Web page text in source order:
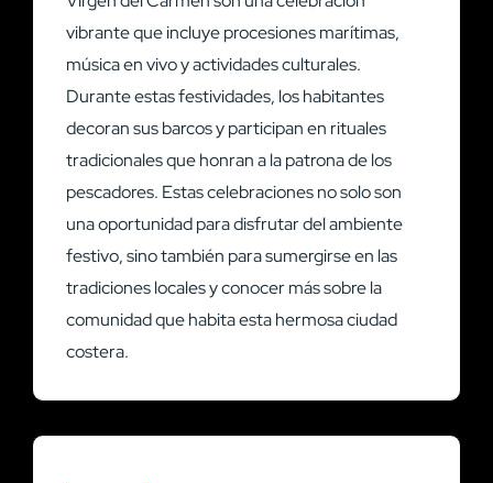
vibrante que incluye procesiones marítimas,
música en vivo y actividades culturales.
Durante estas festividades, los habitantes
decoran sus barcos y participan en rituales
tradicionales que honran a la patrona de los
pescadores. Estas celebraciones no solo son
una oportunidad para disfrutar del ambiente
festivo, sino también para sumergirse en las
tradiciones locales y conocer más sobre la
comunidad que habita esta hermosa ciudad
costera.